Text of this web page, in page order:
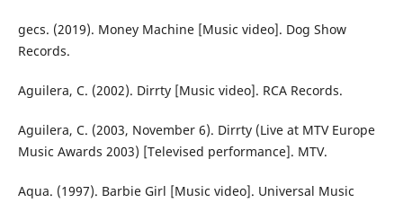
gecs. (2019). Money Machine [Music video]. Dog Show
Records.
Aguilera, C. (2002). Dirrty [Music video]. RCA Records.
Aguilera, C. (2003, November 6). Dirrty (Live at MTV Europe
Music Awards 2003) [Televised performance]. MTV.
Aqua. (1997). Barbie Girl [Music video]. Universal Music